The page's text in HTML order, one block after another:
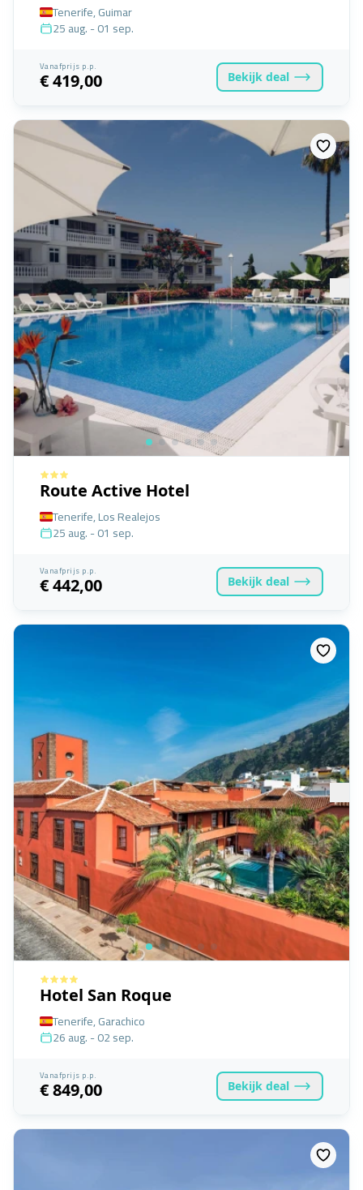
Tenerife, Guimar
25 aug. - 01 sep.
Vanafprijs p.p.
€ 419,00 Bekijk deal
Route Active Hotel
Tenerife, Los Realejos
25 aug. - 01 sep.
Vanafprijs p.p.
€ 442,00 Bekijk deal
Hotel San Roque
Tenerife, Garachico
26 aug. - 02 sep.
Vanafprijs p.p.
€ 849,00 Bekijk deal